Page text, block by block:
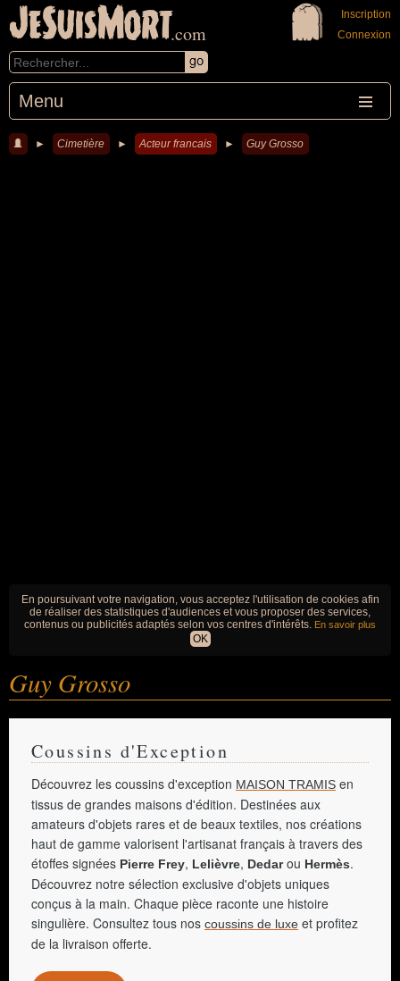
JeSuisMort.com
Menu
Inscription
Connexion
► Cimetière ► Acteur francais ► Guy Grosso
En poursuivant votre navigation, vous acceptez l'utilisation de cookies afin
de réaliser des statistiques d'audiences et vous proposer des services,
contenus ou publicités adaptés selon vos centres d'intérêts. En savoir plus
OK
Guy Grosso
Coussins d'Exception
Découvrez les coussins d'exception MAISON TRAMIS en
tissus de grandes maisons d'édition. Destinées aux
amateurs d'objets rares et de beaux textiles, nos créations
haut de gamme valorisent l'artisanat français à travers des
étoffes signées Pierre Frey, Lelièvre, Dedarou Hermès.
Découvrez notre sélection exclusive d'objets uniques
conçus à la main. Chaque pièce raconte une histoire
singulière. Consultez tous nos coussins de luxe et profitez
de la livraison offerte.